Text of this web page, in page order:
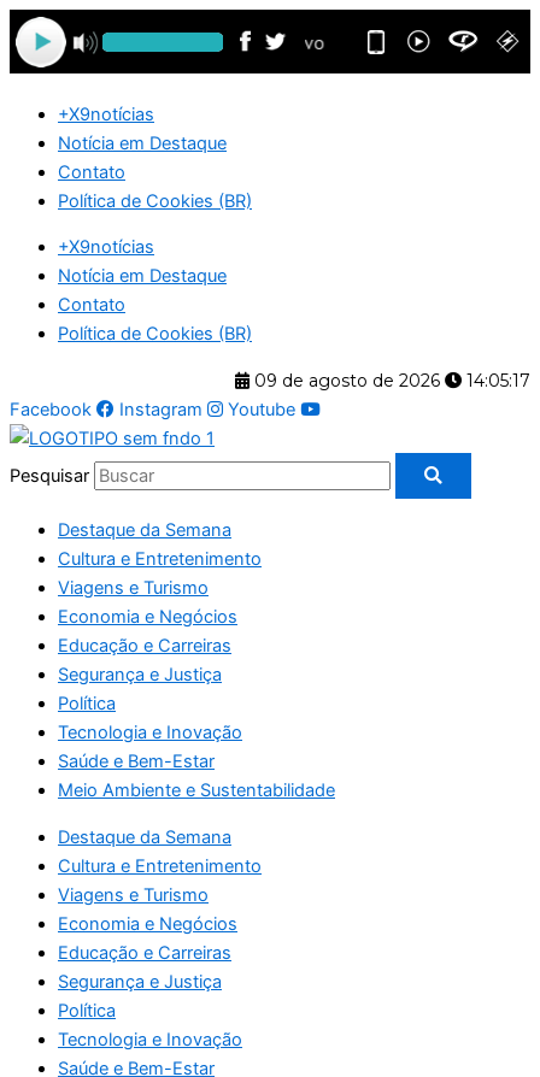
Ir
para
o
+X9notícias
Notícia em Destaque
Contato
Política de Cookies (BR)
+X9notícias
Notícia em Destaque
Contato
Política de Cookies (BR)
09 de agosto de 2026
14:05:18
Facebook
Instagram Youtube
Pesquisar
Destaque da Semana
Cultura e Entretenimento
Viagens e Turismo
Economia e Negócios
Educação e Carreiras
Segurança e Justiça
Política
Tecnologia e Inovação
Saúde e Bem-Estar
Meio Ambiente e Sustentabilidade
Destaque da Semana
Cultura e Entretenimento
Viagens e Turismo
Economia e Negócios
Educação e Carreiras
Segurança e Justiça
Política
Tecnologia e Inovação
Saúde e Bem-Estar